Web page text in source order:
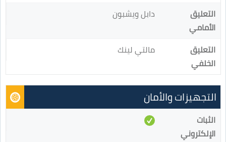
التعليق
الأمامي
دابل ويشبون
التعليق
الخلفي
مالتي لينك
التجهيزات والأمان
الثبات
الإلكتروني